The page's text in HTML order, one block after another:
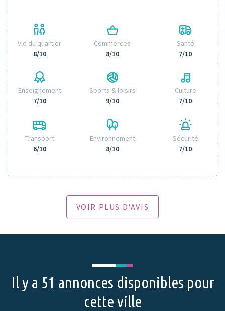
Vie du quartier
8/10
Commerces
8/10
Santé
7/10
Enseignement
7/10
Sports & loisirs
9/10
Culture
7/10
Transport
6/10
Environnement
8/10
Sécurité
7/10
VOIR PLUS D'AVIS
Il y a 51 annonces disponibles pour
cette ville